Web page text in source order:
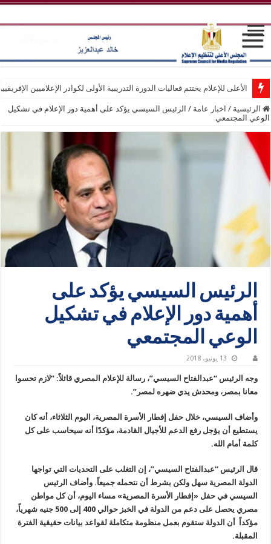
الأعلى للإعلام يختتم فعاليات الدورة التدريبية الأولى لكوادر الإعلاميين
الرئيسية / اخبار عامة / الرئيس السيسي يؤكد على أهمية دور الإعلام في تشكيل
الوعي المجتمعي
الرئيس السيسي يؤكد على
أهمية دور الإعلام في تشكيل
الوعي المجتمعي
13 يونيو، 2018
وجه الرئيس “عبدالفتاح السيسي”، رسالة للإعلام المصري قائلاً: “لازم تحسوا
معانا بمصر، ومحدش يدي ضهره لمصر”.
وأضاف السيسي، خلال حفل إفطار الأسرة المصرية، اليوم الثلاثاء، أنه كان
يستطيع أن يؤجل رفع الدعم للأجيال القادمة، مؤكدًا أنه سيحاسب على كل
كلمة أمام الله.
قال الرئيس “عبدالفتاح السيسي”، إن التغلب على التحديات التي تواجها
الدولة المصرية سهل ولكن بشرط أن نتحمله جميعاً. وأضاف الرئيس
السيسي في حفل «إفطار الأسرة المصرية» مساء اليوم، أن كل مواطن
مصري يحصل على دعم من الدولة في الخبز حوالي 400 إلى 500 جنيه شهرياً،
مؤكداً أن الدولة ستقوم بعمل منظومة متكاملة لقواعد بيانات حقيقية الفترة
المقبلة.